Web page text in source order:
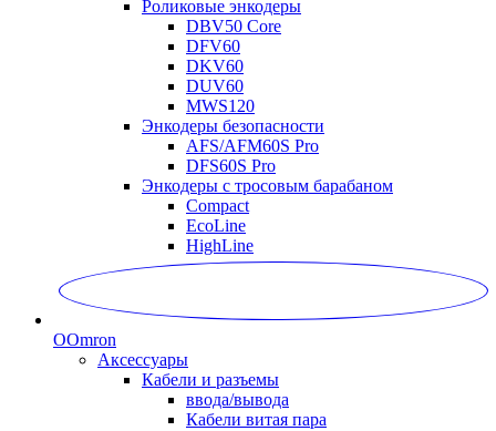
Роликовые энкодеры
DBV50 Core
DFV60
DKV60
DUV60
MWS120
Энкодеры безопасности
AFS/AFM60S Pro
DFS60S Pro
Энкодеры с тросовым барабаном
Compact
EcoLine
HighLine
OOmron
Аксессуары
Кабели и разъемы
ввода/вывода
Кабели витая пара